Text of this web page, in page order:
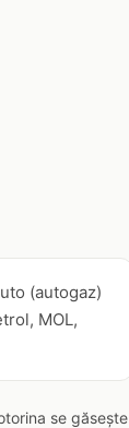
(autogaz)
MOL,
se găsește